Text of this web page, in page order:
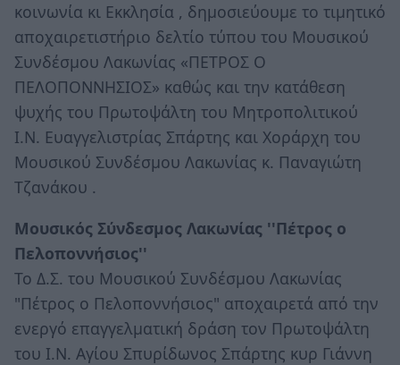
κοινωνία κι Εκκλησία , δημοσιεύουμε το τιμητικό
αποχαιρετιστήριο δελτίο τύπου του Μουσικού
Συνδέσμου Λακωνίας «ΠΕΤΡΟΣ Ο
ΠΕΛΟΠΟΝΝΗΣΙΟΣ» καθώς και την κατάθεση
ψυχής του Πρωτοψάλτη του Μητροπολιτικού
Ι.Ν. Ευαγγελιστρίας Σπάρτης και Χοράρχη του
Μουσικού Συνδέσμου Λακωνίας κ. Παναγιώτη
Τζανάκου .
Μουσικός Σύνδεσμος Λακωνίας ''Πέτρος ο
Πελοποννήσιος''
To Δ.Σ. του Μουσικού Συνδέσμου Λακωνίας
"Πέτρος ο Πελοποννήσιος" αποχαιρετά από την
ενεργό επαγγελματική δράση τον Πρωτοψάλτη
του Ι.Ν. Αγίου Σπυρίδωνος Σπάρτης κυρ Γιάννη